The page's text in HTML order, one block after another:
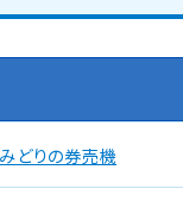
みどりの券売機